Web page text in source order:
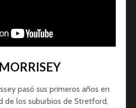
pasó sus primeros años en
de los suburbios de Stretford,